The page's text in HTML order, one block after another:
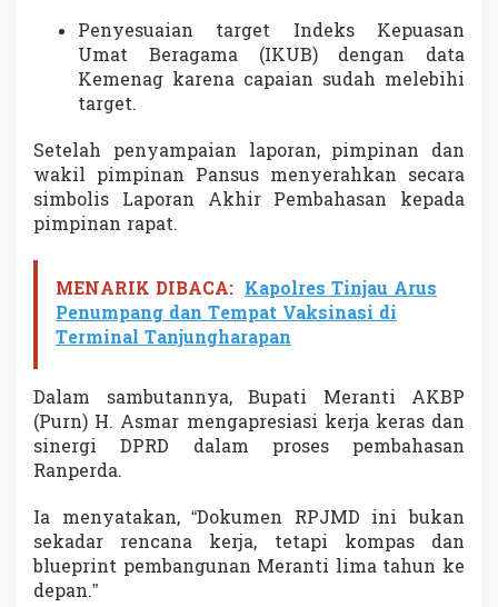
Penyesuaian target Indeks Kepuasan
Umat Beragama (IKUB) dengan data
Kemenag karena capaian sudah melebihi
target.
Setelah penyampaian laporan, pimpinan dan
wakil pimpinan Pansus menyerahkan secara
simbolis Laporan Akhir Pembahasan kepada
pimpinan rapat.
MENARIK DIBACA: Kapolres Tinjau Arus
Penumpang dan Tempat Vaksinasi di
Terminal Tanjungharapan
Dalam sambutannya, Bupati Meranti AKBP
(Purn) H. Asmar mengapresiasi kerja keras dan
sinergi DPRD dalam proses pembahasan
Ranperda.
Ia menyatakan, “Dokumen RPJMD ini bukan
sekadar rencana kerja, tetapi kompas dan
blueprint pembangunan Meranti lima tahun ke
depan.”